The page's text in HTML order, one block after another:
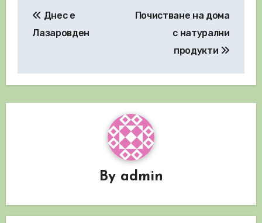
Днес е
Лазаровден
Почистване на дома
с натурални
продукти
By admin